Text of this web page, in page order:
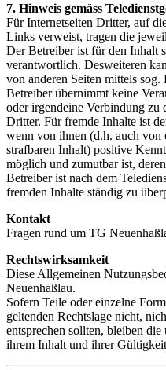
7. Hinweis gemäss
Für Internetseiten Dritter, auf
Links verweist, tragen die
Der Betreiber ist für den Inhalt
verantwortlich. Desweiteren
von anderen Seiten mittels
Betreiber übernimmt keine
oder irgendeine Verbindung zu
Dritter. Für fremde Inhalte ist
wenn von ihnen (d.h. auch von
strafbaren Inhalt) positive
möglich und zumutbar ist,
Betreiber ist nach dem
fremden Inhalte ständig zu
Kontakt
Fragen rund um TG
Rechtswirksamkeit
Diese Allgemeinen
Neuenhaßlau.
Sofern Teile oder einzelne
geltenden Rechtslage nicht,
entsprechen sollten, bleiben
ihrem Inhalt und ihrer